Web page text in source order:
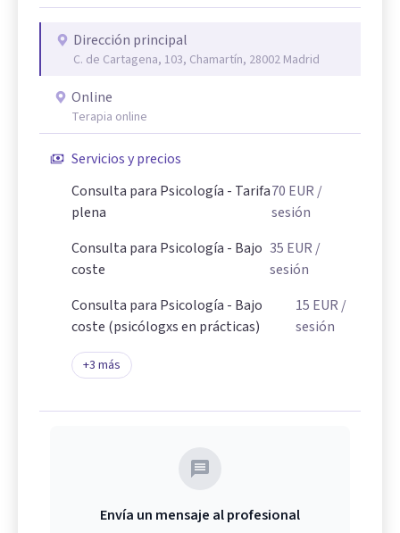
Dirección principal
C. de Cartagena, 103, Chamartín, 28002 Madrid
Online
Terapia online
Servicios y precios
Consulta para Psicología - Tarifa
plena
70 EUR /
sesión
Consulta para Psicología - Bajo
coste
35 EUR /
sesión
Consulta para Psicología - Bajo
coste (psicólogxs en prácticas)
15 EUR /
sesión
+3 más
Envía un mensaje al profesional